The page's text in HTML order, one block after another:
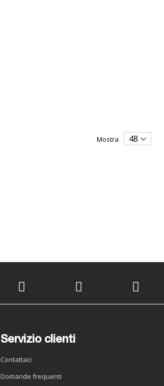
Mostra
Servizio clienti
Contattaci
Domande frequenti